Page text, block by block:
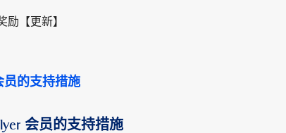
励【更新】
员的支持措施
会员的支持措施